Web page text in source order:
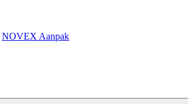
NOVEX Aanpak